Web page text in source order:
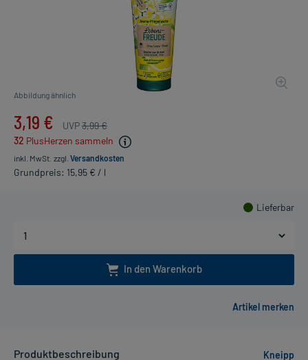
Abbildung ähnlich
3,19 € UVP3,99 €
32 PlusHerzen sammeln
inkl. MwSt. zzgl. Versandkosten
Grundpreis: 15,95 € / l
Lieferbar
In den Warenkorb
Produktbeschreibung
Kneipp